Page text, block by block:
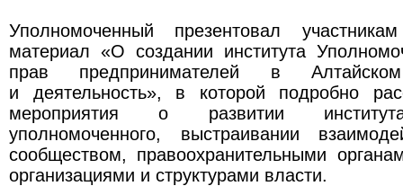
Уполномоченный презентовал
материал «О создании института
прав предпринимателей в
и деятельность», в которой подробно
мероприятия о развитии
уполномоченного, выстраивании
сообществом, правоохранительными
организациями и структурами власти.